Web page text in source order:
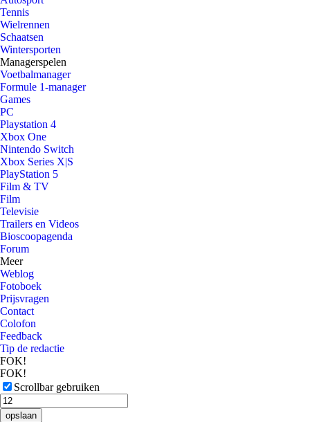
Tennis
Wielrennen
Schaatsen
Wintersporten
Managerspelen
Voetbalmanager
Formule 1-manager
Games
PC
Playstation 4
Xbox One
Nintendo Switch
Xbox Series X|S
PlayStation 5
Film & TV
Film
Televisie
Trailers en Videos
Bioscoopagenda
Forum
Meer
Weblog
Fotoboek
Prijsvragen
Contact
Colofon
Feedback
Tip de redactie
FOK!
FOK!
Scrollbar gebruiken
opslaan